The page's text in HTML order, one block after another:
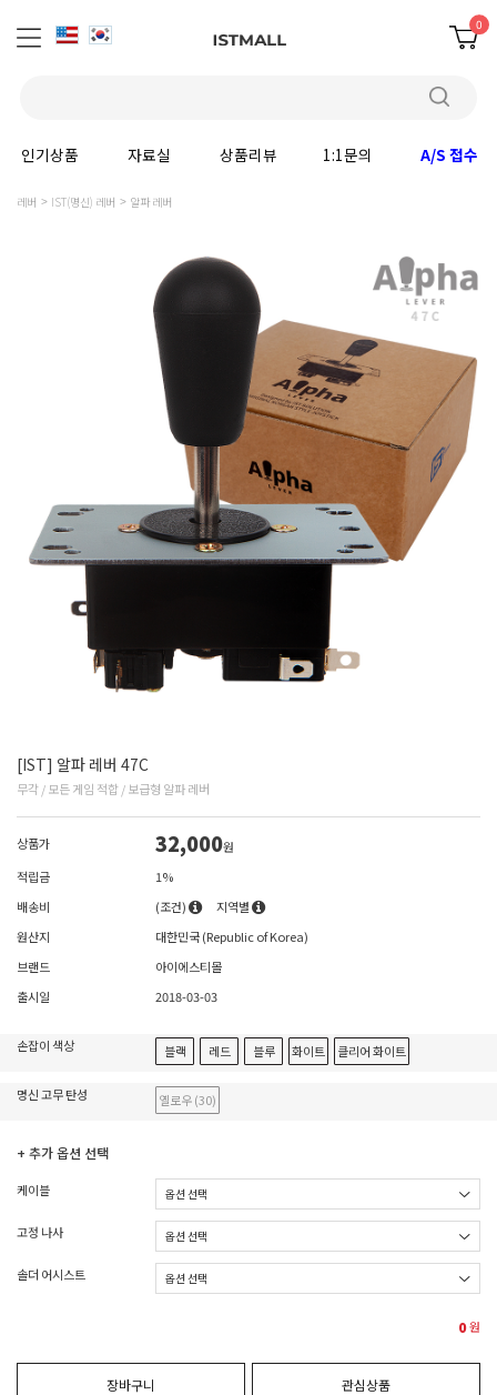
0
인기상품 자료실 상품리뷰 1:1문의 A/S 접수
레버 IST(명신) 레버 알파 레버
[IST] 알파 레버 47C
무각 / 모든 게임 적합 / 보급형 알파 레버
상품가 32,000원
적립금
1%
배송비
(조건)
지역별
원산지
대한민국 (Republic of Korea)
브랜드
아이에스티몰
출시일
2018-03-03
손잡이 색상 블랙 레드 블루 화이트 클리어 화이트
명신 고무 탄성 옐로우 (30)
+ 추가 옵션 선택
케이블
고정 나사
솔더 어시스트
0원
장바구니 관심상품